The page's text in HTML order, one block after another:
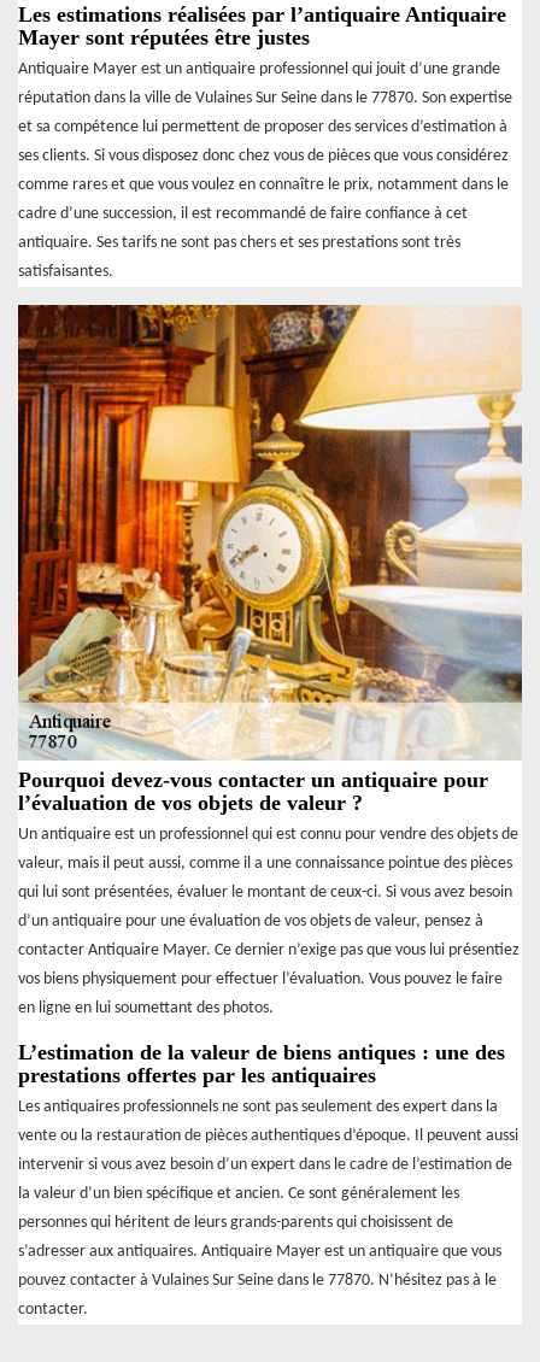
Les estimations réalisées par l’antiquaire Antiquaire
Mayer sont réputées être justes
Antiquaire Mayer est un antiquaire professionnel qui jouit d’une grande
réputation dans la ville de Vulaines Sur Seine dans le 77870. Son expertise
et sa compétence lui permettent de proposer des services d’estimation à
ses clients. Si vous disposez donc chez vous de pièces que vous considérez
comme rares et que vous voulez en connaître le prix, notamment dans le
cadre d’une succession, il est recommandé de faire confiance à cet
antiquaire. Ses tarifs ne sont pas chers et ses prestations sont très
satisfaisantes.
Pourquoi devez-vous contacter un antiquaire pour
l’évaluation de vos objets de valeur ?
Un antiquaire est un professionnel qui est connu pour vendre des objets de
valeur, mais il peut aussi, comme il a une connaissance pointue des pièces
qui lui sont présentées, évaluer le montant de ceux-ci. Si vous avez besoin
d’un antiquaire pour une évaluation de vos objets de valeur, pensez à
contacter Antiquaire Mayer. Ce dernier n’exige pas que vous lui présentiez
vos biens physiquement pour effectuer l’évaluation. Vous pouvez le faire
en ligne en lui soumettant des photos.
L’estimation de la valeur de biens antiques : une des
prestations offertes par les antiquaires
Les antiquaires professionnels ne sont pas seulement des expert dans la
vente ou la restauration de pièces authentiques d’époque. Il peuvent aussi
intervenir si vous avez besoin d’un expert dans le cadre de l’estimation de
la valeur d’un bien spécifique et ancien. Ce sont généralement les
personnes qui héritent de leurs grands-parents qui choisissent de
s’adresser aux antiquaires. Antiquaire Mayer est un antiquaire que vous
pouvez contacter à Vulaines Sur Seine dans le 77870. N’hésitez pas à le
contacter.